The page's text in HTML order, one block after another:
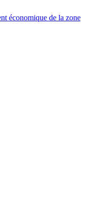
économique de la zone